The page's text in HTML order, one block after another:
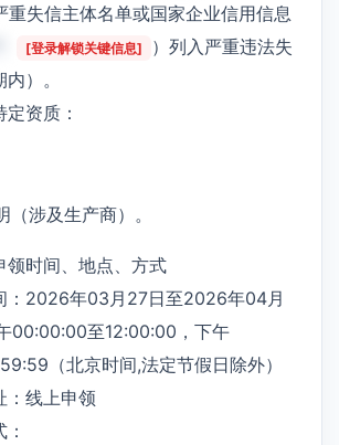
重失信主体名单或国家企业信用信息
[登录解锁关键信息]
）列入严重违法失
）。
定资质：
（涉及生产商）。
领时间、地点、方式
：2026年03月27日至2026年04月
00:00:00至12:00:00，下午
（北京时间,法定节假日除外）
：线上申领